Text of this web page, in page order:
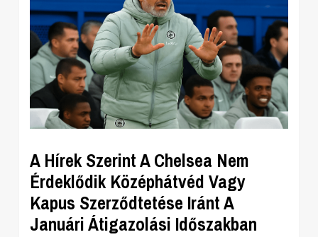
A Hírek Szerint A Chelsea Nem
Érdeklődik Középhátvéd Vagy
Kapus Szerződtetése Iránt A
Januári Átigazolási Időszakban